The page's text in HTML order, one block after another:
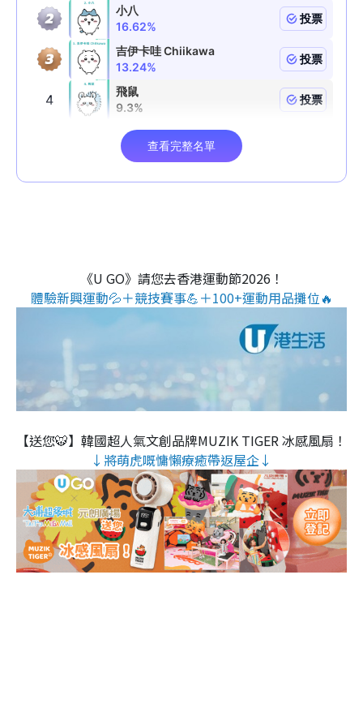
《U GO》請您去香港運動節2026！
體驗新興運動💦＋競技賽事💪＋100+運動用品攤位🔥
【送您🐯】韓國超人氣文創品牌MUZIK TIGER 冰感風扇！
↓將萌虎嘅慵懶療癒帶返屋企↓